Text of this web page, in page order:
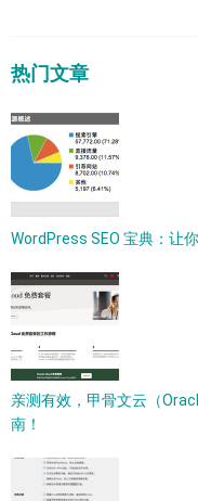
热门文章
WordPress SEO 宝典：让
亲测有效，甲骨文云（
南！